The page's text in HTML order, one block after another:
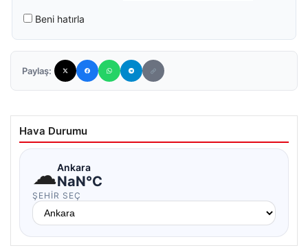
Beni hatırla
Paylaş:
Hava Durumu
☁Ankara
NaN°C
ŞEHIR SEÇ